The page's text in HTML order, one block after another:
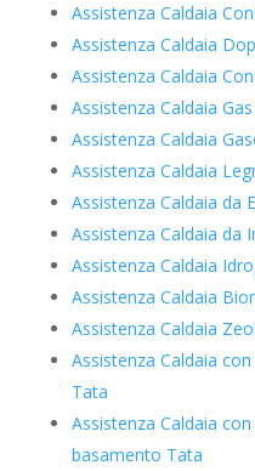
Assistenza Caldaia
Assistenza Caldaia
Assistenza Caldaia
Assistenza Caldaia
Assistenza Caldaia
Assistenza Caldaia
Assistenza Caldaia da
Assistenza Caldaia da
Assistenza Caldaia
Assistenza Caldaia
Assistenza Caldaia
Assistenza Caldaia
Tata
Assistenza Caldaia
basamento Tata